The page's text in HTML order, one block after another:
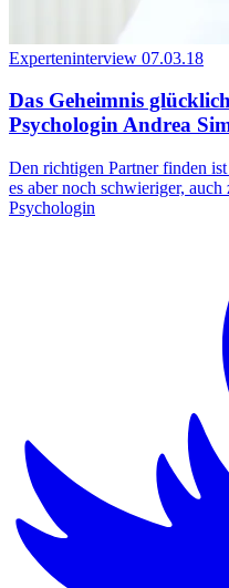
Experteninterview 07.03.18
Das Geheimnis
Psychologin Andrea
Den richtigen Partner finden
es aber noch schwieriger,
Psychologin